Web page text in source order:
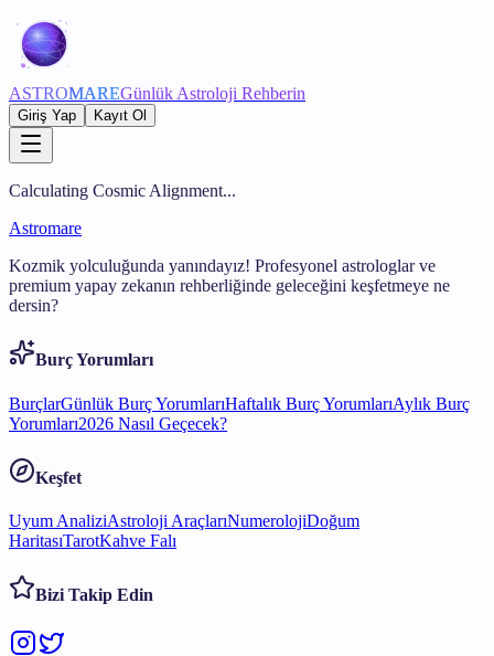
ASTROMAREGünlük Astroloji Rehberin
Giriş Yap Kayıt Ol
Calculating Cosmic Alignment...
Astromare
Kozmik yolculuğunda yanındayız! Profesyonel astrologlar ve
premium yapay zekanın rehberliğinde geleceğini keşfetmeye ne
dersin?
Burç Yorumları
BurçlarGünlük Burç YorumlarıHaftalık Burç YorumlarıAylık Burç
Yorumları2026 Nasıl Geçecek?
Keşfet
Uyum AnaliziAstroloji AraçlarıNumerolojiDoğum
HaritasıTarotKahve Falı
Bizi Takip Edin